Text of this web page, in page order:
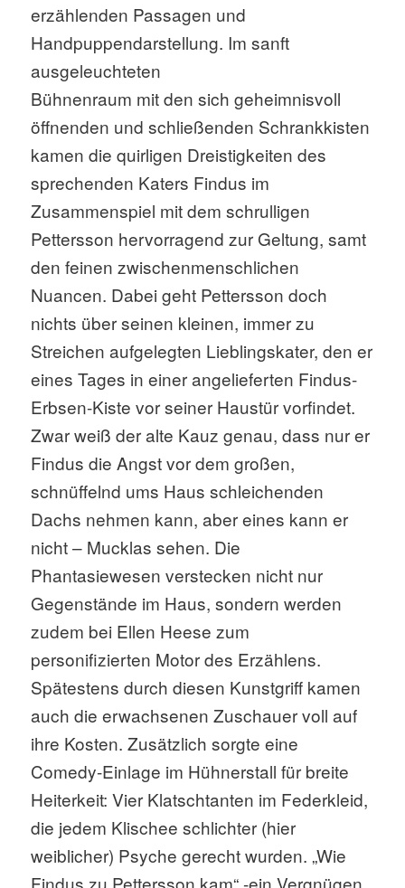
erzählenden Passagen und
Handpuppendarstellung. Im sanft
ausgeleuchteten
Bühnenraum mit den sich geheimnisvoll
öffnenden und schließenden Schrankkisten
kamen die quirligen Dreistigkeiten des
sprechenden Katers Findus im
Zusammenspiel mit dem schrulligen
Pettersson hervorragend zur Geltung, samt
den feinen zwischenmenschlichen
Nuancen. Dabei geht Pettersson doch
nichts über seinen kleinen, immer zu
Streichen aufgelegten Lieblingskater, den er
eines Tages in einer angelieferten Findus-
Erbsen-Kiste vor seiner Haustür vorfindet.
Zwar weiß der alte Kauz genau, dass nur er
Findus die Angst vor dem großen,
schnüffelnd ums Haus schleichenden
Dachs nehmen kann, aber eines kann er
nicht – Mucklas sehen. Die
Phantasiewesen verstecken nicht nur
Gegenstände im Haus, sondern werden
zudem bei Ellen Heese zum
personifizierten Motor des Erzählens.
Spätestens durch diesen Kunstgriff kamen
auch die erwachsenen Zuschauer voll auf
ihre Kosten. Zusätzlich sorgte eine
Comedy-Einlage im Hühnerstall für breite
Heiterkeit: Vier Klatschtanten im Federkleid,
die jedem Klischee schlichter (hier
weiblicher) Psyche gerecht wurden. „Wie